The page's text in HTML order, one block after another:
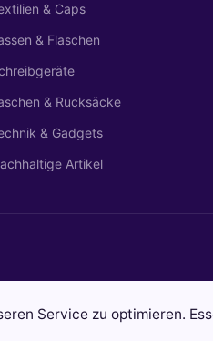
& Caps
& Flaschen
& Rucksäcke
& Gadgets
Artikel
Service zu optimieren.